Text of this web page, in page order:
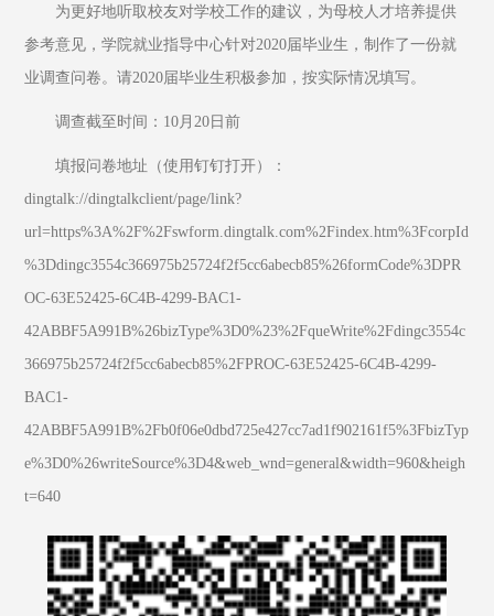
为更好地听取校友对学校工作的建议，为母校人才培养提供
参考意见，学院就业指导中心针对2020届毕业生，制作了一份就
业调查问卷。请2020届毕业生积极参加，按实际情况填写。
调查截至时间：10月20日前
填报问卷地址（使用钉钉打开）：
dingtalk://dingtalkclient/page/link?
url=https%3A%2F%2Fswform.dingtalk.com%2Findex.htm%3FcorpId
%3Ddingc3554c366975b25724f2f5cc6abecb85%26formCode%3DPR
OC-63E52425-6C4B-4299-BAC1-
42ABBF5A991B%26bizType%3D0%23%2FqueWrite%2Fdingc3554c
366975b25724f2f5cc6abecb85%2FPROC-63E52425-6C4B-4299-
BAC1-
42ABBF5A991B%2Fb0f06e0dbd725e427cc7ad1f902161f5%3FbizTyp
e%3D0%26writeSource%3D4&web_wnd=general&width=960&heigh
t=640